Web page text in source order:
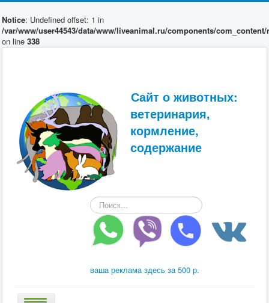
Notice: Undefined offset: 1 in
/var/www/user44543/data/www/liveanimal.ru/components/
on line 338
Сайт о животных:
ветеринария,
кормление,
содержание
Искать...
ваша реклама здесь за 500 р.